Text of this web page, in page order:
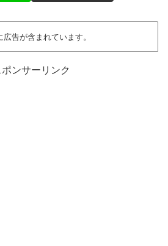
広告が含まれています。
ポンサーリンク